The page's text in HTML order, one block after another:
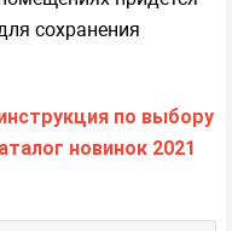
сохранения